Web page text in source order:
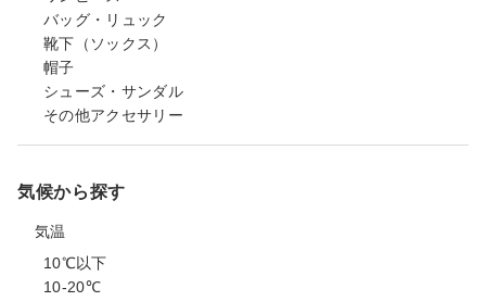
バッグ・リュック
靴下（ソックス）
帽子
シューズ・サンダル
その他アクセサリー
気候から探す
気温
10℃以下
10-20℃